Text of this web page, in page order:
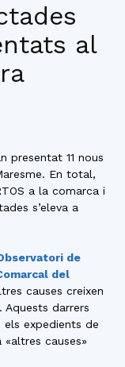
al
presentat 11 nous
En total,
a la comarca i
s’eleva a
de
del
causes creixen
darrers
els expedients de
«altres causes»